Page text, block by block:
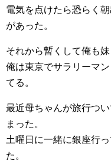
電気を点けたら恐らく
があった。
それから暫くして俺も
俺は東京でサラリーマ
てる。
最近母ちゃんが旅行つ
まった。
土曜日に一緒に銀座行
た。